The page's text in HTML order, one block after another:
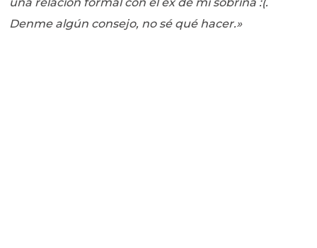
Denme algún consejo, no sé qué hacer.»